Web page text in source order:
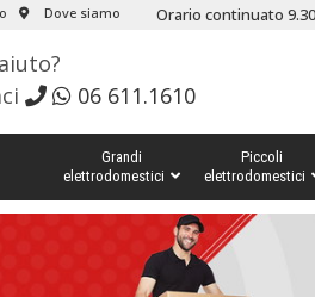
Dove siamo Orario continuato
06 611.1610
Grandi
elettrodomestici
Piccoli
elettrodomestici